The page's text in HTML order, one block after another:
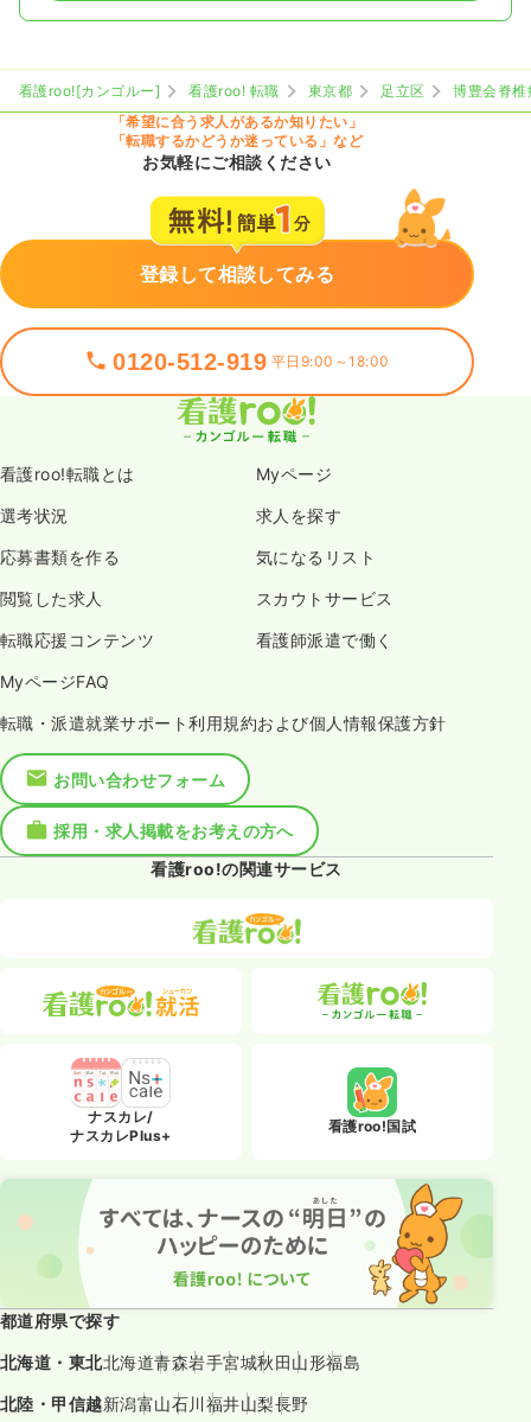
看護roo![カンゴルー] 看護roo! 転職 東京都 足立区
博豊会脊椎
「希望に合う求人があるか知りたい」
「転職するかどうか迷っている」など
お気軽にご相談ください
登録して相談してみる
0120-512-919 平日9:00～18:00
看護roo!転職とは Myページ
選考状況 求人を探す
応募書類を作る 気になるリスト
閲覧した求人 スカウトサービス
転職応援コンテンツ 看護師派遣で働く
MyページFAQ
転職・派遣就業サポート利用規約および個人情報保護方針
お問い合わせフォーム
採用・求人掲載をお考えの方へ
看護roo!の関連サービス
ナスカレ/
ナスカレPlus+
看護roo!国試
都道府県で探す
北海道・東北北海道青森岩手宮城秋田山形福島
北陸・甲信越新潟富山石川福井山梨長野